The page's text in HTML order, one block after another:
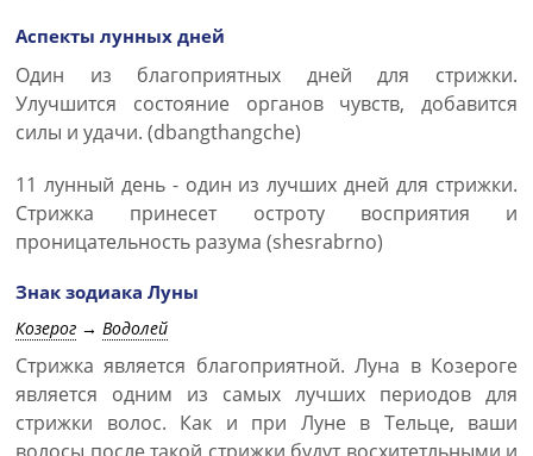
Аспекты лунных дней
Один из благоприятных дней для стрижки.
Улучшится состояние органов чувств, добавится
силы и удачи. (dbangthangche)
11 лунный день - один из лучших дней для стрижки.
Стрижка принесет остроту восприятия и
проницательность разума (shesrabrno)
Знак зодиака Луны
Козерог → Водолей
Стрижка является благоприятной. Луна в Козероге
является одним из самых лучших периодов для
стрижки волос. Как и при Луне в Тельце, ваши